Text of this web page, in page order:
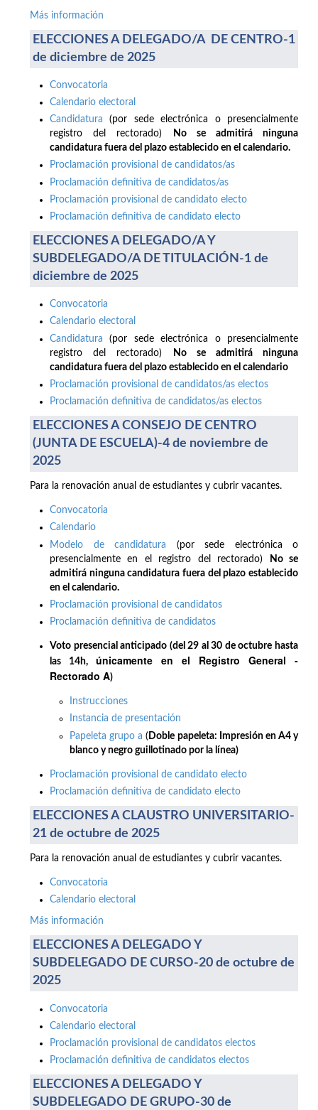
Más información
ELECCIONES A DELEGADO/A DE CENTRO-1
de diciembre de 2025
Convocatoria
Calendario electoral
Candidatura (por sede electrónica o presencialmente
registro del rectorado)
No se admitirá ninguna
candidatura fuera del plazo establecido en el calendario.
Proclamación provisional de candidatos/as
Proclamación definitiva de candidatos/as
Proclamación provisional de candidato electo
Proclamación definitiva de candidato electo
ELECCIONES A DELEGADO/A Y
SUBDELEGADO/A DE TITULACIÓN-1 de
diciembre de 2025
Convocatoria
Calendario electoral
Candidatura (por sede electrónica o presencialmente
registro del rectorado)
No se admitirá ninguna
candidatura fuera del plazo establecido en el calendario
Proclamación provisional de candidatos/as electos
Proclamación definitiva de candidatos/as electos
ELECCIONES A CONSEJO DE CENTRO
(JUNTA DE ESCUELA)-4 de noviembre de
2025
Para la renovación anual de estudiantes y cubrir vacantes.
Convocatoria
Calendario
Modelo de candidatura (por sede electrónica o
presencialmente en el registro del rectorado)
No se
admitirá ninguna candidatura fuera del plazo establecido
en el calendario.
Proclamación provisional de candidatos
Proclamación definitiva de candidatos
Voto presencial anticipado (del 29 al 30 de octubre hasta
las 14h, únicamente en el Registro General -
Rectorado A)
Instrucciones
Instancia de presentación
Papeleta grupo a( Doble papeleta: Impresión en A4 y
blanco y negro guillotinado por la línea)
Proclamación provisional de candidato electo
Proclamación definitiva de candidato electo
ELECCIONES A CLAUSTRO UNIVERSITARIO-
21 de octubre de 2025
Para la renovación anual de estudiantes y cubrir vacantes.
Convocatoria
Calendario electoral
Más información
ELECCIONES A DELEGADO Y
SUBDELEGADO DE CURSO-20 de octubre de
2025
Convocatoria
Calendario electoral
Proclamación provisional de candidatos electos
Proclamación definitiva de candidatos electos
ELECCIONES A DELEGADO Y
SUBDELEGADO DE GRUPO-30 de